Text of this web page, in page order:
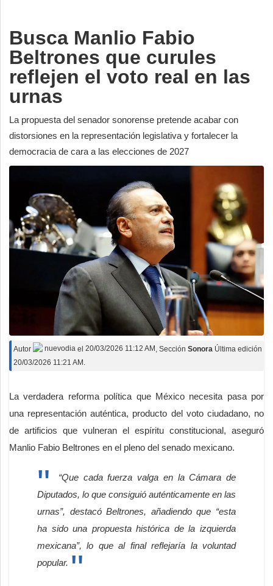
Busca Manlio Fabio
Beltrones que curules
reflejen el voto real en las
urnas
La propuesta del senador sonorense pretende acabar con
distorsiones en la representación legislativa y fortalecer la
democracia de cara a las elecciones de 2027
Autor nuevodia el 20/03/2026 11:12 AM , Sección Sonora Última edición
20/03/2026 11:21 AM.
La verdadera reforma política que México necesita pasa por
una representación auténtica, producto del voto ciudadano, no
de artificios que vulneran el espíritu constitucional, aseguró
Manlio Fabio Beltrones en el pleno del senado mexicano.
“Que cada fuerza valga en la Cámara de
Diputados, lo que consiguió auténticamente en las
urnas”, destacó Beltrones, añadiendo que “esta
ha sido una propuesta histórica de la izquierda
mexicana”, lo que al final reflejaría la voluntad
popular.